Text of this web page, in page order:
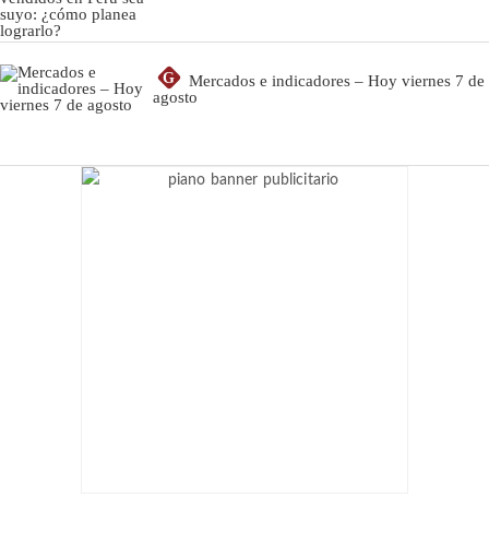
G
Mercados e indicadores – Hoy viernes 7 de
agosto